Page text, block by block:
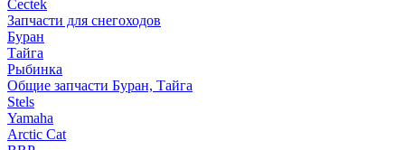
Cectek
Запчасти для снегоходов
Буран
Тайга
Рыбинка
Общие запчасти Буран, Тайга
Stels
Yamaha
Arctic Cat